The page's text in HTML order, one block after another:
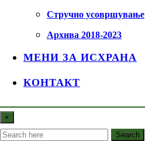
Стручно усовршување
Архива 2018-2023
МЕНИ ЗА ИСХРАНА
КОНТАКТ
×
Search